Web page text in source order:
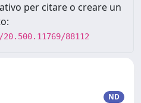
per citare o creare un
88112
ND